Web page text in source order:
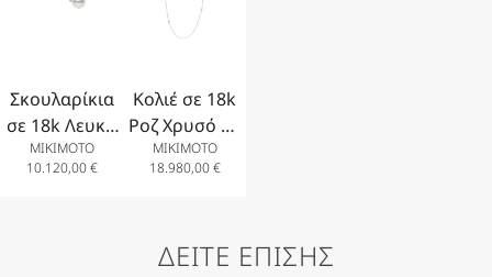
Σκουλαρίκια
σε 18k Λευκό
Χρυσό με
Μαργαριτάρια
MIKIMOTO
10.120,00€
Κολιέ σε 18k
Ροζ Χρυσό με
Μαργαριτάρια
Akoya
6mm(4) και
MIKIMOTO
18.980,00€
ΔΕΙΤΕ ΕΠΙΣΗΣ